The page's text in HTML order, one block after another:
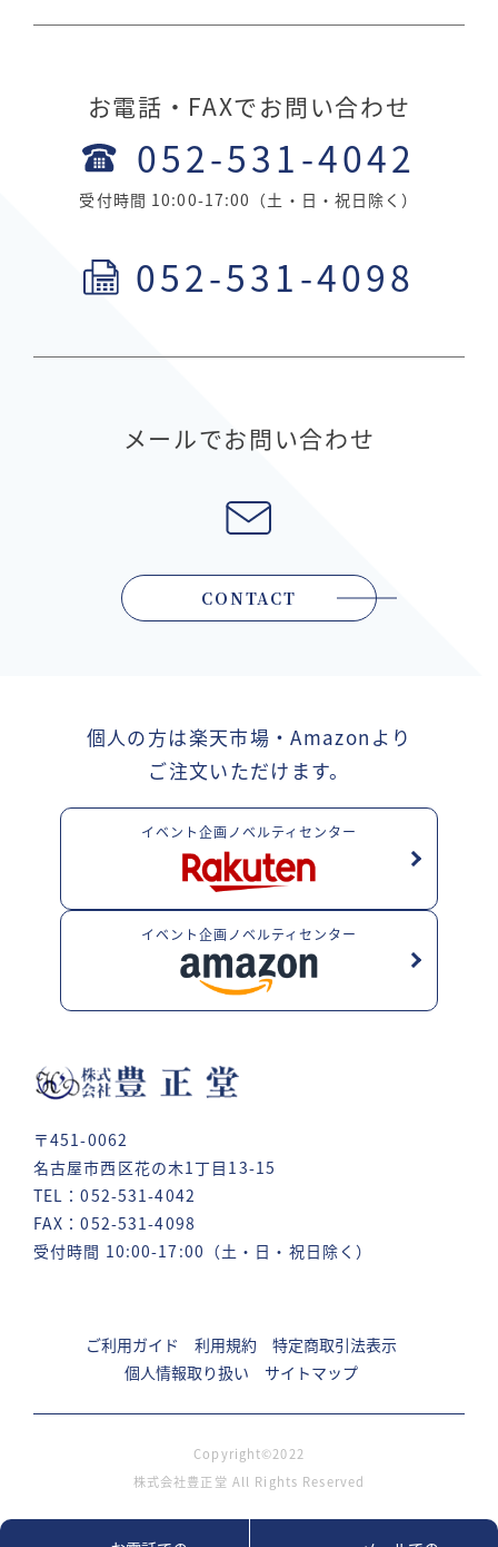
お電話・FAXでお問い合わせ
052-531-4042
受付時間 10:00-17:00（土・日・祝日除く）
052-531-4098
メールでお問い合わせ
CONTACT
〒451-0062
名古屋市西区花の木1丁目13-15
TEL：052-531-4042
FAX：052-531-4098
受付時間 10:00-17:00（土・日・祝日除く）
ご利用ガイド 利用規約
特定商取引法表示
個人情報取り扱い
サイトマップ
個人の方は楽天市場・Amazonより
ご注文いただけます。
イベント企画ノベルティセンター
イベント企画ノベルティセンター
Copyright©2022
株式会社豊正堂 All Rights Reserved